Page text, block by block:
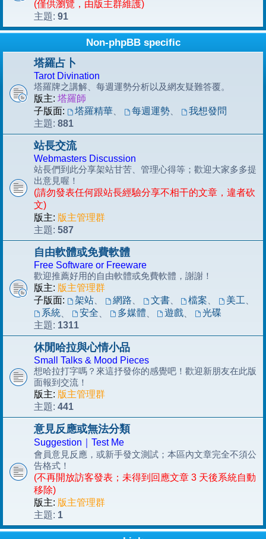
(僅供瀏覽，由版主群維護)
主題: 91
Non-phpBB specific
塔羅占卜
Tarot Divination
塔羅牌之講解、每週運勢分析以及網友疑難答覆。
版主: 塔羅師
子版面:
塔羅精華、 每週運勢、
我想發問
主題: 881
站長交流
Webmasters Discussion
站長們到此分享架站甘苦、管理心得等；歡迎大家多多提
出意見喔！
(請勿發表任何跟站長經驗分享不相干的文章，違者砍
文)
版主: 版主管理群
主題: 587
自由軟體或免費軟體
Free Software or Freeware
歡迎推薦好用的自由軟體或免費軟體，謝謝！
版主: 版主管理群
子版面:
架站、 網路 文書、 檔案 美工
系統、 安全 多媒體 遊戲
光碟
主題: 1311
休閒哈拉與心情小品
Small Talks & Mood Pieces
想哈拉打字嗎？來這抒發你的感覺吧！歡迎新朋友在此版
面報到交流！
版主: 版主管理群
主題: 441
意見反應或無法分類
Suggestion｜Test Me
會員意見反應，或新手發文測試；本區內文章完全不須公
告格式！
(不再開放訪客發表；未得到回應文章 3 天後系統自動
移除)
版主: 版主管理群
主題: 1